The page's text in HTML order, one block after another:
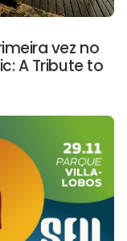
vez no
A Tribute to